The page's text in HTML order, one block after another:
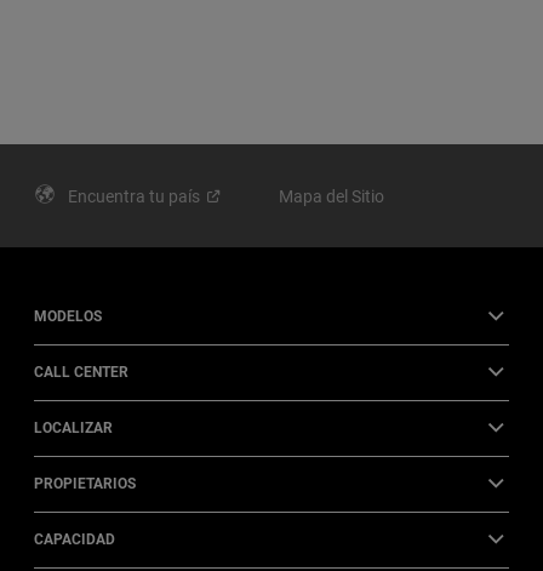
Encuentra tu país Mapa del Sitio
MODELOS
CALL CENTER
LOCALIZAR
PROPIETARIOS
CAPACIDAD